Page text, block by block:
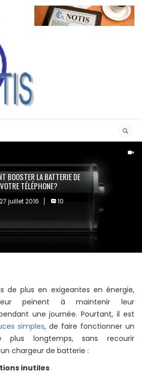
BOOSTER LA BATTERIE DE
VOTRE TÉLÉPHONE?
27 juillet 2016 10
de plus en exigeantes en énergie,
peinent à maintenir leur
une journée. Pourtant, il est
simples, de faire fonctionner un
plus longtemps, sans recourir
chargeur de batterie :
inutiles